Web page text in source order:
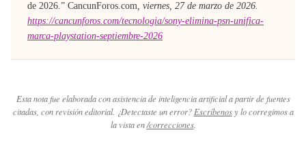
de 2026.” CancunForos.com, viernes, 27 de marzo de 2026.
https://cancunforos.com/tecnologia/sony-elimina-psn-unifica-
marca-playstation-septiembre-2026
Esta nota fue elaborada con asistencia de inteligencia artificial a partir de fuentes
citadas, con revisión editorial. ¿Detectaste un error? Escríbenos y lo corregimos a
la vista en /correcciones.